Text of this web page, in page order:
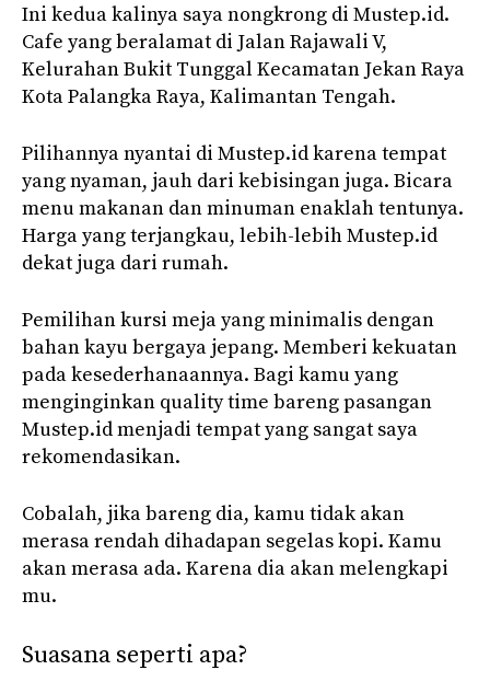
Ini kedua kalinya saya nongkrong di Mustep.id.
Cafe yang beralamat di Jalan Rajawali V,
Kelurahan Bukit Tunggal Kecamatan Jekan Raya
Kota Palangka Raya, Kalimantan Tengah.
Pilihannya nyantai di Mustep.id karena tempat
yang nyaman, jauh dari kebisingan juga. Bicara
menu makanan dan minuman enaklah tentunya.
Harga yang terjangkau, lebih-lebih Mustep.id
dekat juga dari rumah.
Pemilihan kursi meja yang minimalis dengan
bahan kayu bergaya jepang. Memberi kekuatan
pada kesederhanaannya. Bagi kamu yang
menginginkan quality time bareng pasangan
Mustep.id menjadi tempat yang sangat saya
rekomendasikan.
Cobalah, jika bareng dia, kamu tidak akan
merasa rendah dihadapan segelas kopi. Kamu
akan merasa ada. Karena dia akan melengkapi
mu.
Suasana seperti apa?